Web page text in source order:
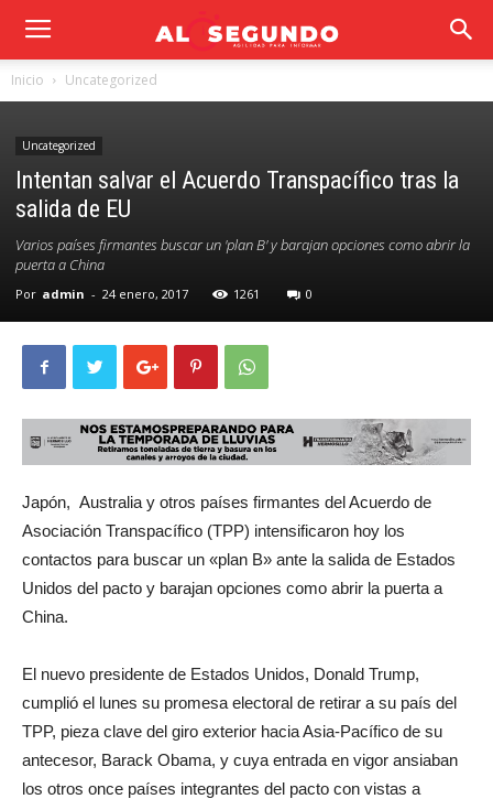
Inicio Uncategorized
Uncategorized
Intentan salvar el Acuerdo Transpacífico tras la
salida de EU
Varios países firmantes buscar un 'plan B' y barajan opciones como abrir la
puerta a China
Por admin - 24 enero, 2017 1261 0
Japón, Australia y otros países firmantes del Acuerdo de
Asociación Transpacífico (TPP) intensificaron hoy los
contactos para buscar un «plan B» ante la salida de Estados
Unidos del pacto y barajan opciones como abrir la puerta a
China.
El nuevo presidente de Estados Unidos, Donald Trump,
cumplió el lunes su promesa electoral de retirar a su país del
TPP, pieza clave del giro exterior hacia Asia-Pacífico de su
antecesor, Barack Obama, y cuya entrada en vigor ansiaban
los otros once países integrantes del pacto con vistas a